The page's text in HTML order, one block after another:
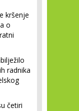
kršenje
o
radnika
četiri